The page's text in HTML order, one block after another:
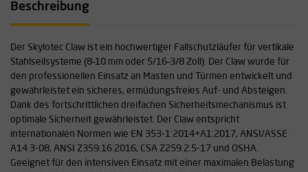
Beschreibung
Der Skylotec Claw ist ein hochwertiger Fallschutzläufer für vertikale
Stahlseilsysteme (8–10 mm oder 5/16–3/8 Zoll). Der Claw wurde für
den professionellen Einsatz an Masten und Türmen entwickelt und
gewährleistet ein sicheres, ermüdungsfreies Auf- und Absteigen.
Dank des fortschrittlichen dreifachen Sicherheitsmechanismus ist
optimale Sicherheit gewährleistet. Der Claw entspricht
internationalen Normen wie EN 353-1:2014+A1:2017, ANSI/ASSE
A14.3-08, ANSI Z359.16:2016, CSA Z259.2.5-17 und OSHA.
Geeignet für den intensiven Einsatz mit einer maximalen Belastung